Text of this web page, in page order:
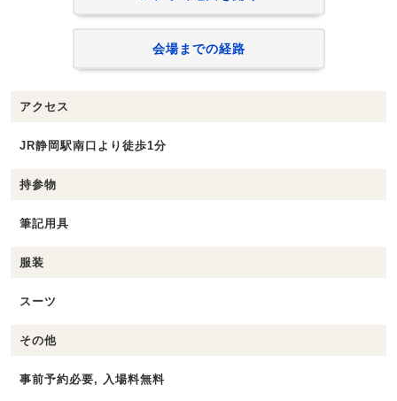
会場までの経路
アクセス
JR静岡駅南口より徒歩1分
持参物
筆記用具
服装
スーツ
その他
事前予約必要, 入場料無料